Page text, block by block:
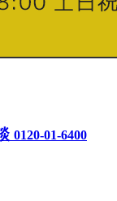
0120-01-6400